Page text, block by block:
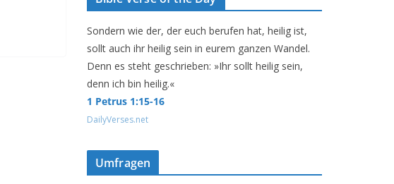
Sondern wie der, der euch berufen hat, heilig ist,
sollt auch ihr heilig sein in eurem ganzen Wandel.
Denn es steht geschrieben: »Ihr sollt heilig sein,
denn ich bin heilig.«
1 Petrus 1:15-16
DailyVerses.net
Umfragen